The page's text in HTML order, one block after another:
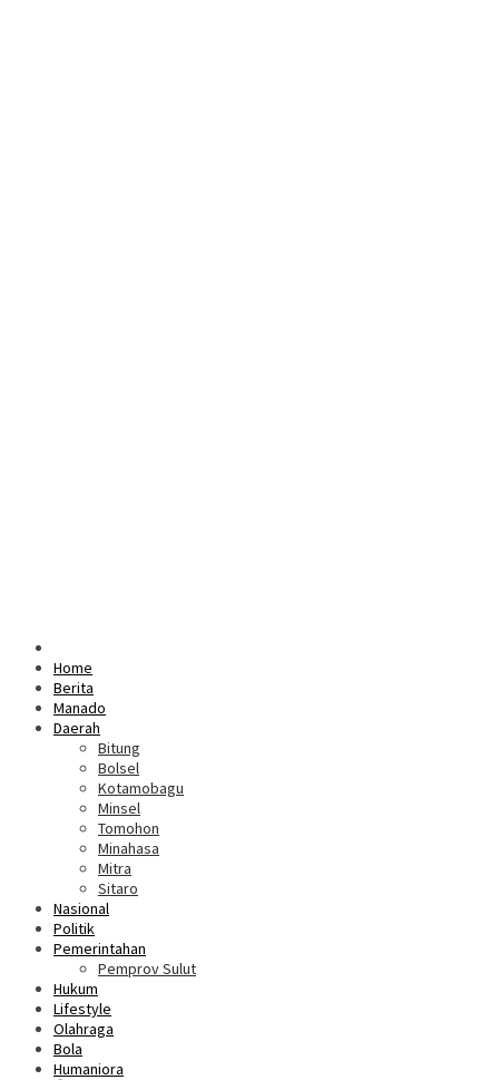
Home
Berita
Manado
Daerah
Bitung
Bolsel
Kotamobagu
Minsel
Tomohon
Minahasa
Mitra
Sitaro
Nasional
Politik
Pemerintahan
Pemprov Sulut
Hukum
Lifestyle
Olahraga
Bola
Humaniora